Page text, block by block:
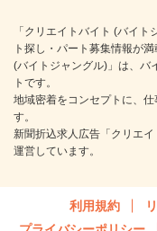
「クリエイトバイト (バイ
ト探し・パート募集情報が
(バイトジャングル)」は、バ
トです。
地域密着をコンセプトに、
す。
新聞折込求人広告「クリエ
運営しています。
利用規約